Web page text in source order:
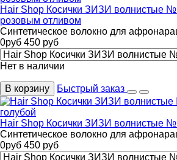
Hair Shop Косички ЗИЗИ волнистые
розовым отливом
Синтетическое волокно для
0руб 450 руб
Нет в наличии
В корзину Быстрый заказ
Hair Shop Косички ЗИЗИ волнистые
Синтетическое волокно для
0руб 450 руб